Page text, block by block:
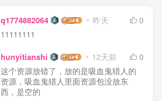
q1774882064 昨天
0
11111111
hunyitianshi 12天前
0
这个资源放错了，放的是吸血鬼猎人的
资源，吸血鬼猎人里面资源包没放东
西，是空的